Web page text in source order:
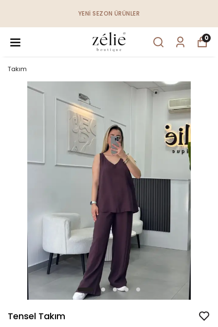
YENI SEZON ÜRÜNLER
0
Takım
Tensel Takım